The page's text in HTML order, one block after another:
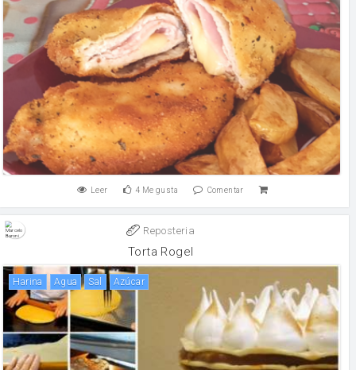
Leer 4 Me gusta Comentar
Reposteria
Torta Rogel
harina agua sal Azúcar